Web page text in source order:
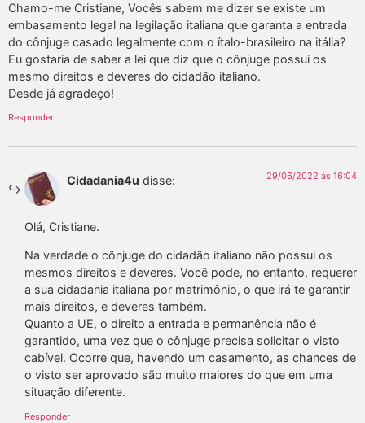
Chamo-me Cristiane, Vocês sabem me dizer se existe um
embasamento legal na legilação italiana que garanta a entrada
do cônjuge casado legalmente com o ítalo-brasileiro na itália?
Eu gostaria de saber a lei que diz que o cônjuge possui os
mesmo direitos e deveres do cidadão italiano.
Desde já agradeço!
Responder
Cidadania4u disse: 29/06/2022 às 16:04
Olá, Cristiane.
Na verdade o cônjuge do cidadão italiano não possui os
mesmos direitos e deveres. Você pode, no entanto, requerer
a sua cidadania italiana por matrimônio, o que irá te garantir
mais direitos, e deveres também.
Quanto a UE, o direito a entrada e permanência não é
garantido, uma vez que o cônjuge precisa solicitar o visto
cabível. Ocorre que, havendo um casamento, as chances de
o visto ser aprovado são muito maiores do que em uma
situação diferente.
Responder